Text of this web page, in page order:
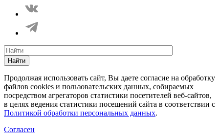
Найти
Продолжая использовать сайт, Вы даете согласие на обработку
файлов cookies и пользовательских данных, собираемых
посредством агрегаторов статистики посетителей веб-сайтов,
в целях ведения статистики посещений сайта в соответствии с
Политикой обработки персональных данных.
Согласен